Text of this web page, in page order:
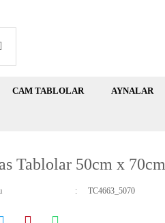
CAM TABLOLAR AYNALAR
Tablolar 50cm x 70cm
TC4663_5070